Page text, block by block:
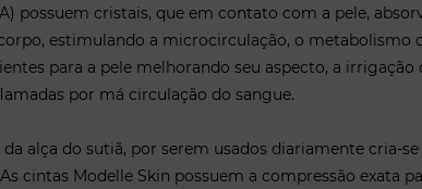
cristais, que em contato com a pele,
estimulando a microcirculação, o metabolismo
para a pele melhorando seu aspecto, a irrigação
por má circulação do sangue.
alça do sutiã, por serem usados diariamente cria-
cintas Modelle Skin possuem a compressão exata